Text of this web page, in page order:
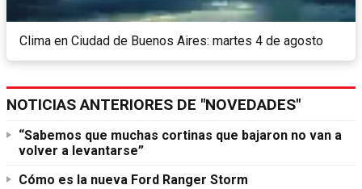
Clima en Ciudad de Buenos Aires: martes 4 de agosto
NOTICIAS ANTERIORES DE "NOVEDADES"
“Sabemos que muchas cortinas que bajaron no van a
volver a levantarse”
Cómo es la nueva Ford Ranger Storm